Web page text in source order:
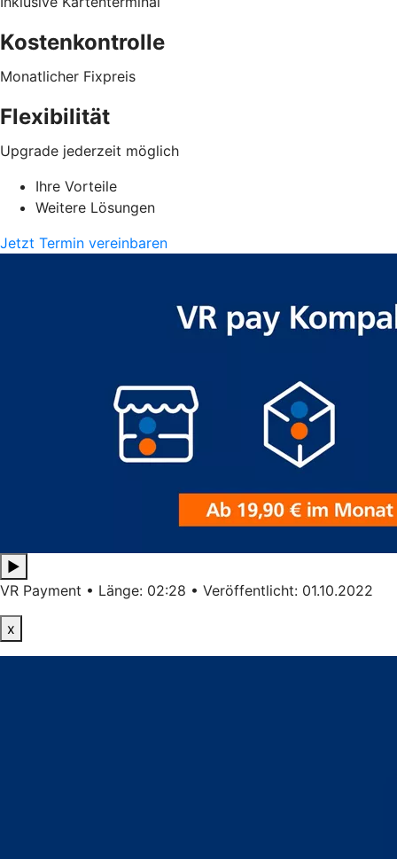
Kostenkontrolle
Monatlicher Fixpreis
Flexibilität
Upgrade jederzeit möglich
Ihre Vorteile
Weitere Lösungen
Jetzt Termin vereinbaren
▶
VR Payment • Länge: 02:28 • Veröffentlicht: 01.10.2022
x